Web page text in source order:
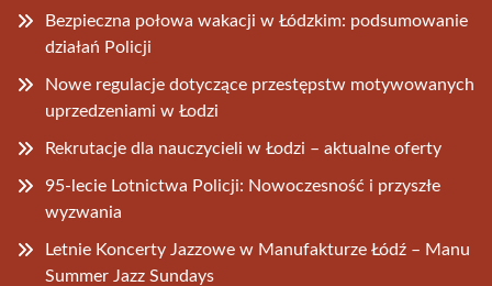
Bezpieczna połowa wakacji w Łódzkim: podsumowanie
działań Policji
Nowe regulacje dotyczące przestępstw motywowanych
uprzedzeniami w Łodzi
Rekrutacje dla nauczycieli w Łodzi – aktualne oferty
95-lecie Lotnictwa Policji: Nowoczesność i przyszłe
wyzwania
Letnie Koncerty Jazzowe w Manufakturze Łódź – Manu
Summer Jazz Sundays